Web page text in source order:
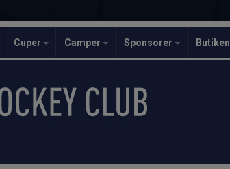
Cuper Camper Sponsorer Butiken